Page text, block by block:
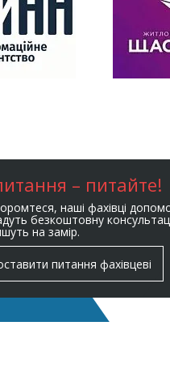
– питайте!
наші фахівці
безкоштовну
на замір.
питання фахівцеві